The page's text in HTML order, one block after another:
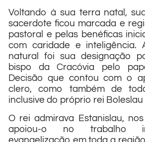
Voltando à sua terra natal,
sacerdote ficou marcada e
pastoral e pelas benéficas
com caridade e inteligência.
natural foi sua designação
bispo da Cracóvia pelo
Decisão que contou com o
clero, como também de
inclusive do próprio rei Boleslau
O rei admirava Estanislau,
apoiou-o no trabalho
evangelização em toda a